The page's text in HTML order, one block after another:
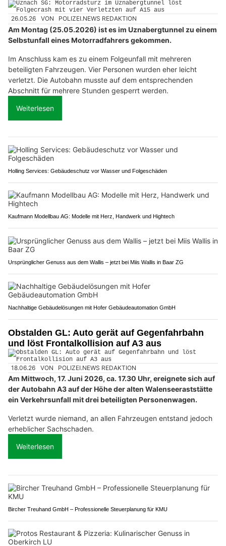
26.05.26 VON POLIZEI.NEWS REDAKTION
Am Montag (25.05.2026) ist es im Uznabergtunnel zu einem
Selbstunfall eines Motorradfahrers gekommen.
Im Anschluss kam es zu einem Folgeunfall mit mehreren
beteiligten Fahrzeugen. Vier Personen wurden eher leicht
verletzt. Die Autobahn musste auf dem entsprechenden
Abschnitt für mehrere Stunden gesperrt werden.
Weiterlesen
Holling Services: Gebäudeschutz vor Wasser und Folgeschäden
Kaufmann Modellbau AG: Modelle mit Herz, Handwerk und Hightech
Ursprünglicher Genuss aus dem Wallis – jetzt bei Miis Wallis in Baar ZG
Nachhaltige Gebäudelösungen mit Hofer Gebäudeautomation GmbH
Obstalden GL: Auto gerät auf Gegenfahrbahn
und löst Frontalkollision auf A3 aus
18.06.26 VON POLIZEI.NEWS REDAKTION
Am Mittwoch, 17. Juni 2026, ca. 17.30 Uhr, ereignete sich auf
der Autobahn A3 auf der Höhe der alten Walenseeraststätte
ein Verkehrsunfall mit drei beteiligten Personenwagen.
Verletzt wurde niemand, an allen Fahrzeugen entstand jedoch
erheblicher Sachschaden.
Weiterlesen
Bircher Treuhand GmbH – Professionelle Steuerplanung für KMU